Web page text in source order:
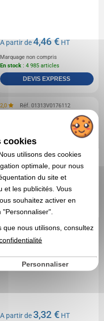
A partir de4,46 € HT
Marquage non compris
En stock : 4 985 articles
DEVIS EXPRESS
2,0 Réf. 01313V0176112
A partir de3,32 € HT
cookies
utilisons des cookies
optimale, pour nous
du site et
et les publicités. Vous
souhaitez activer en
que nous utilisons, consultez
Personnaliser